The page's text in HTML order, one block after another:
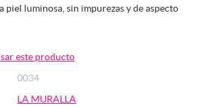
piel luminosa, sin impurezas y de aspecto
este producto
0034
LA MURALLA